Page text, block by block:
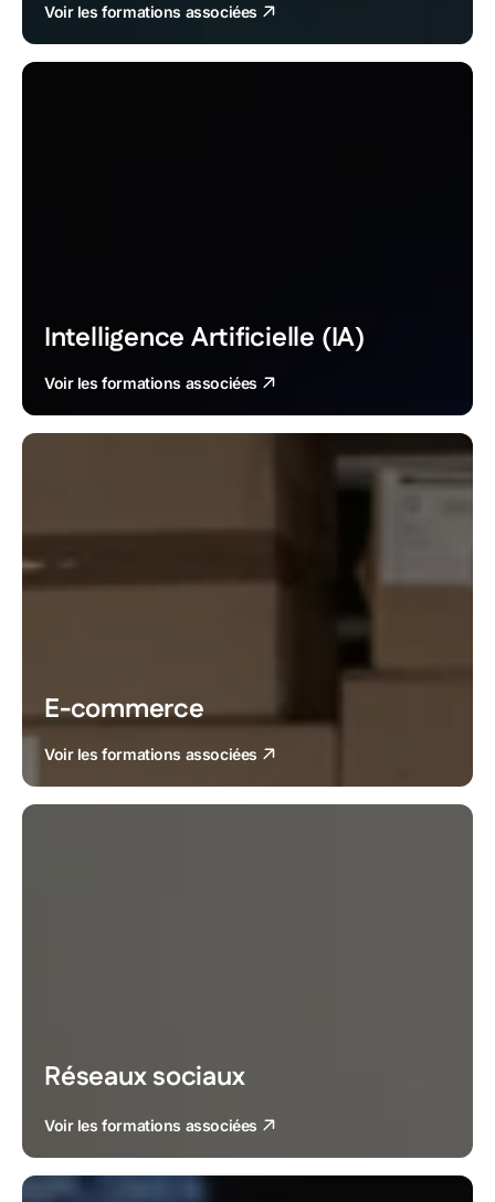
Voir les formations associées
Intelligence Artificielle (IA)
Voir les formations associées
E-commerce
Voir les formations associées
Réseaux sociaux
Voir les formations associées